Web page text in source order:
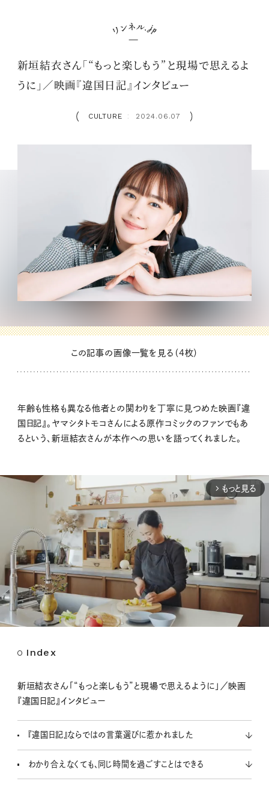
新垣結衣さん「“もっと楽しもう”と現場で思えるよ
うに」／映画『違国日記』インタビュー
CULTURE ： 2024.06.07
この記事の画像一覧を見る（4枚）
年齢も性格も異なる他者との関わりを丁寧に見つめた映画『違
国日記』。ヤマシタトモコさんによる原作コミックのファンでもあ
るという、新垣結衣さんが本作への思いを語ってくれました。
arrow_forward_ios もっと見る
t
Index
新垣結衣さん「“もっと楽しもう”と現場で思えるように」／映画
『違国日記』インタビュー
『違国日記』ならではの言葉選びに惹かれました
わかり合えなくても、同じ時間を過ごすことはできる